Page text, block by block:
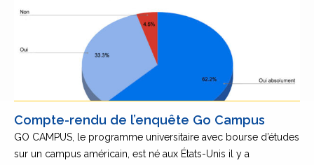
Compte-rendu de l’enquête Go Campus
GO CAMPUS, le programme universitaire avec bourse d’études
sur un campus américain, est né aux États-Unis il y a